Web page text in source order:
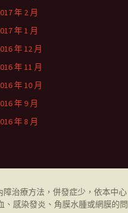
年 2 月
年 1 月
年 12 月
年 11 月
年 10 月
年 9 月
年 8 月
治療方法，併發症少，依本中心
、感染發炎、角膜水腫或網膜的問